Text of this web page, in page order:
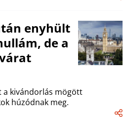
enyhült
de a
a kivándorlás mögött
húzódnak meg.